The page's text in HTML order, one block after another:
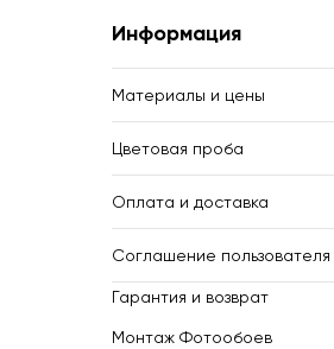
Информация
Материалы и цены
Цветовая проба
Оплата и доставка
Соглашение пользователя
Гарантия и возврат
Монтаж Фотообоев